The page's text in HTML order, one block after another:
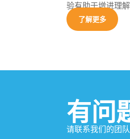
验有助于增进理
了解更多
有问
请联系我们的团